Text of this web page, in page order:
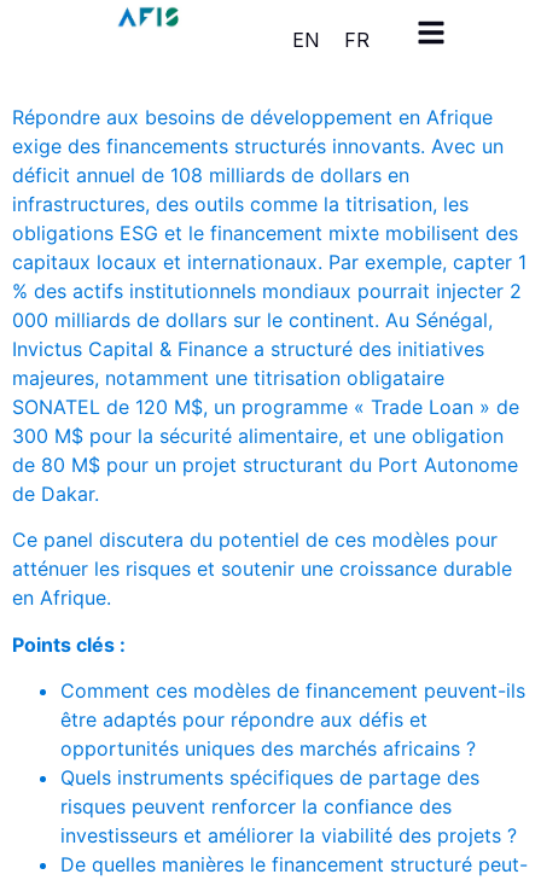
Panneau de gestion des cookies
EN
FR
Répondre aux besoins de développement en Afrique
exige des financements structurés innovants. Avec un
déficit annuel de 108 milliards de dollars en
infrastructures, des outils comme la titrisation, les
obligations ESG et le financement mixte mobilisent des
capitaux locaux et internationaux. Par exemple, capter 1
% des actifs institutionnels mondiaux pourrait injecter 2
000 milliards de dollars sur le continent. Au Sénégal,
Invictus Capital & Finance a structuré des initiatives
majeures, notamment une titrisation obligataire
SONATEL de 120 M$, un programme « Trade Loan » de
300 M$ pour la sécurité alimentaire, et une obligation
de 80 M$ pour un projet structurant du Port Autonome
de Dakar.
Ce panel discutera du potentiel de ces modèles pour
atténuer les risques et soutenir une croissance durable
en Afrique.
Points clés :
Comment ces modèles de financement peuvent-ils
être adaptés pour répondre aux défis et
opportunités uniques des marchés africains ?
Quels instruments spécifiques de partage des
risques peuvent renforcer la confiance des
investisseurs et améliorer la viabilité des projets ?
De quelles manières le financement structuré peut-